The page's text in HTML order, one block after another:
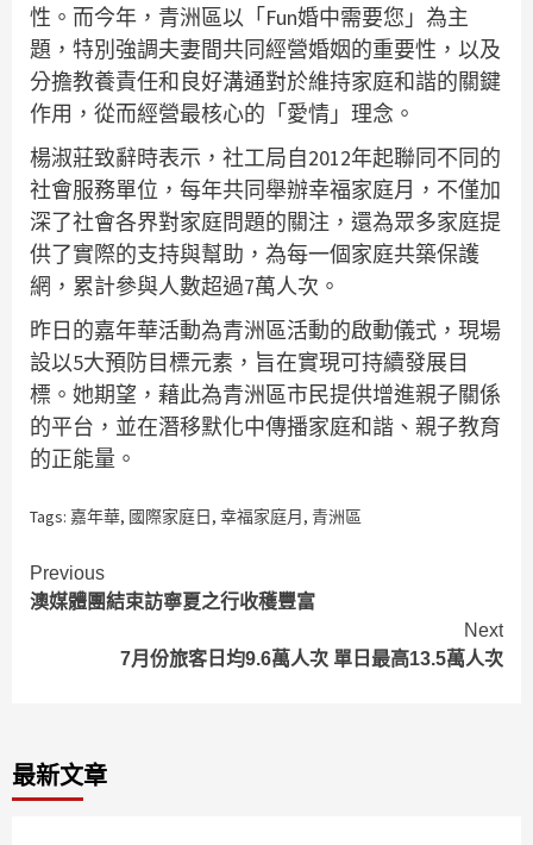
性。而今年，青洲區以「Fun婚中需要您」為主
題，特別強調夫妻間共同經營婚姻的重要性，以及
分擔教養責任和良好溝通對於維持家庭和諧的關鍵
作用，從而經營最核心的「愛情」理念。
楊淑莊致辭時表示，社工局自2012年起聯同不同的
社會服務單位，每年共同舉辦幸福家庭月，不僅加
深了社會各界對家庭問題的關注，還為眾多家庭提
供了實際的支持與幫助，為每一個家庭共築保護
網，累計參與人數超過7萬人次。
昨日的嘉年華活動為青洲區活動的啟動儀式，現場
設以5大預防目標元素，旨在實現可持續發展目
標。她期望，藉此為青洲區市民提供增進親子關係
的平台，並在潛移默化中傳播家庭和諧、親子教育
的正能量。
Tags: 嘉年華, 國際家庭日, 幸福家庭月, 青洲區
Continue
Reading
Previous
澳媒體團結束訪寧夏之行收穫豐富
Next
7月份旅客日均9.6萬人次 單日最高13.5萬人次
最新文章